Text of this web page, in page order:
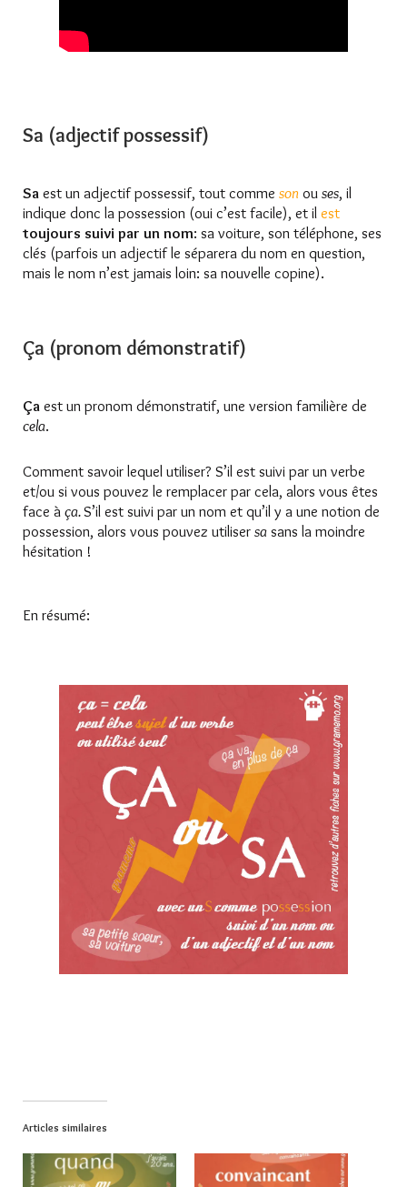
Sa (adjectif possessif)
Sa est un adjectif possessif, tout comme son ou ses, il
indique donc la possession (oui c’est facile), et il est
toujours suivi par un nom: sa voiture, son téléphone, ses
clés (parfois un adjectif le séparera du nom en question,
mais le nom n’est jamais loin: sa nouvelle copine).
Ça (pronom démonstratif)
Ça est un pronom démonstratif, une version familière de
cela.
Comment savoir lequel utiliser? S’il est suivi par un verbe
et/ou si vous pouvez le remplacer par cela, alors vous êtes
face à ça.S’il est suivi par un nom et qu’il y a une notion de
possession, alors vous pouvez utiliser sa sans la moindre
hésitation !
En résumé:
Articles similaires